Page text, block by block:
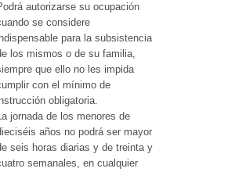
autorizarse su ocupación
se considere
para la subsistencia
los mismos o de su familia,
que ello no les impida
con el mínimo de
obligatoria.
jornada de los menores de
años no podrá ser mayor
seis horas diarias y de treinta y
semanales, en cualquier